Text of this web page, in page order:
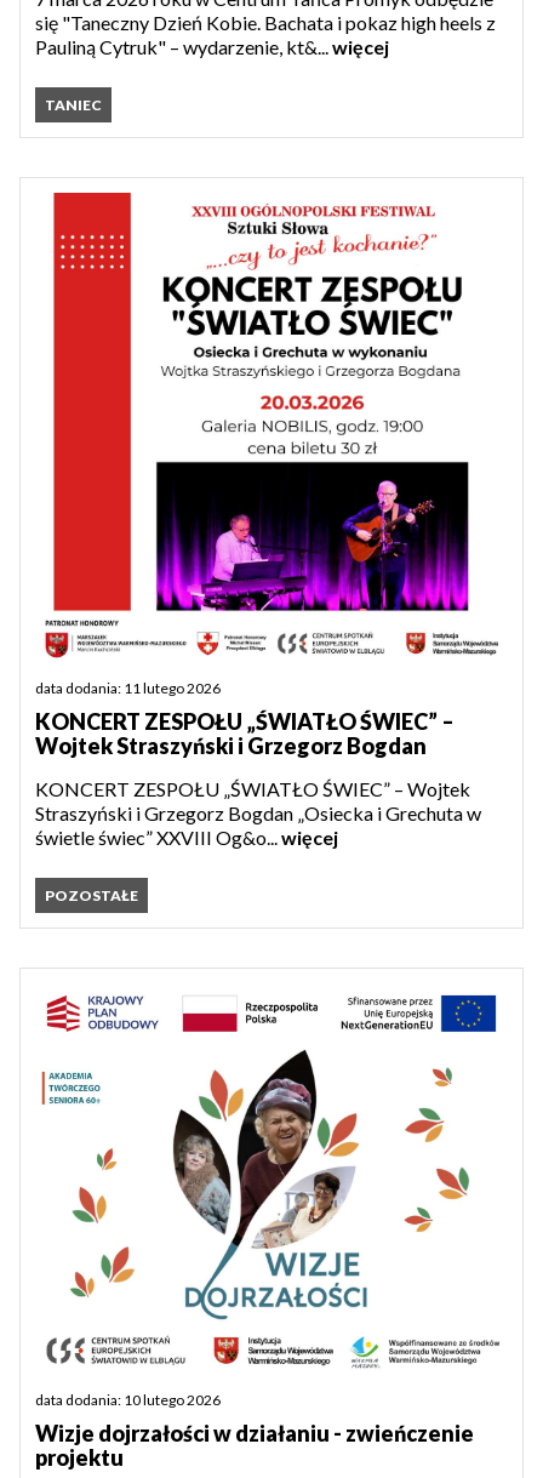
się "Taneczny Dzień Kobie. Bachata i pokaz high heels z
Pauliną Cytruk" – wydarzenie, kt&...więcej
TANIEC
data dodania: 11 lutego 2026
KONCERT ZESPOŁU „ŚWIATŁO ŚWIEC” –
Wojtek Straszyński i Grzegorz Bogdan
KONCERT ZESPOŁU „ŚWIATŁO ŚWIEC” – Wojtek
Straszyński i Grzegorz Bogdan „Osiecka i Grechuta w
świetle świec” XXVIII Og&o...więcej
POZOSTAŁE
data dodania: 10 lutego 2026
Wizje dojrzałości w działaniu - zwieńczenie
projektu